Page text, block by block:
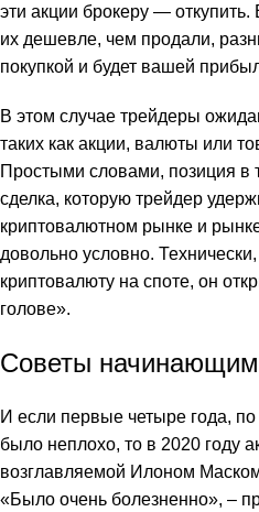
эти акции брокеру —
их дешевле, чем продали,
покупкой и будет вашей
В этом случае трейдеры
таких как акции, валюты или
Простыми словами, позиция в
сделка, которую трейдер
криптовалютном рынке и
довольно условно.
криптовалюту на споте, он
голове».
Советы
И если первые четыре года,
было неплохо, то в 2020 году
возглавляемой Илоном
«Было очень болезненно», –